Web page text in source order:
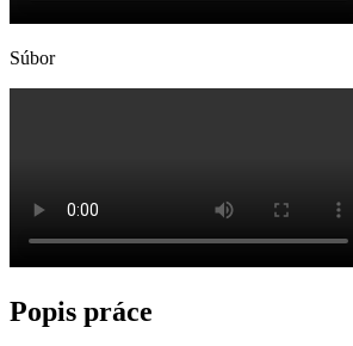
Súbor
Popis práce